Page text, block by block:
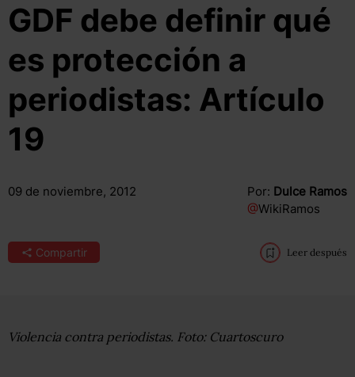
GDF debe definir qué
es protección a
periodistas: Artículo
19
09 de noviembre, 2012 Por: Dulce Ramos
@WikiRamos
Compartir Leer después
Violencia contra periodistas. Foto: Cuartoscuro